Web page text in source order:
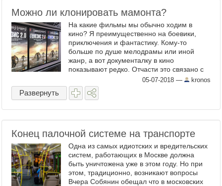
Можно ли клонировать мамонта?
На какие фильмы мы обычно ходим в
кино? Я преимущественно на боевики,
приключения и фантастику. Кому-то
больше по душе мелодрамы или иной
жанр, а вот документалку в кино
показывают редко. Отчасти это связано с
тем, что кинотеатры - это в первую
очередь развлекательные заведения, ...
05-07-2018 — kronos
Развернуть
Конец палочной системе на транспорте
Одна из самых идиотских и вредительских
систем, работающих в Москве должна
быть уничтожена уже в этом году. Но при
этом, традиционно, возникают вопросы
Вчера Собянин обещал что в московских